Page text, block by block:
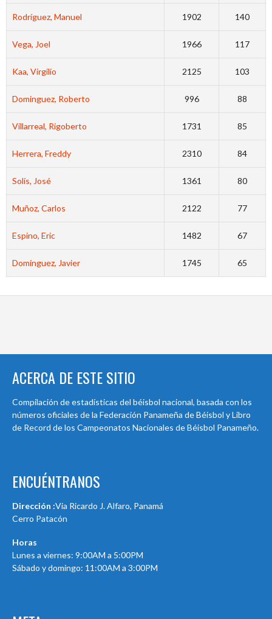
Rodríguez, Manuel 1902 140
Vega, Joel 1966 117
Kaa, Virgilio 2125 103
Dominguez, Roberto 996 88
Villarreal, Rigoberto 1731 85
Herrera, Freddy 2310 84
Solís, José 1361 80
Muñoz, Carlos 2122 77
Espino, Eric 1482 67
Domínguez, Javier 1745 65
ACERCA DE ESTE SITIO
Compilación de estadísticas del béisbol nacional, basada con los
números oficiales de la Federación Panameña de Béisbol y Libro
de Record de los Campeonatos Nacionales de Béisbol Panameño.
ENCUÉNTRANOS
Dirección :Via Ricardo J. Alfaro, Panamá
Cerro Patacón
Horas
Lunes a viernes: 9:00AM a 5:00PM
Sábado y domingo: 11:00AM a 3:00PM